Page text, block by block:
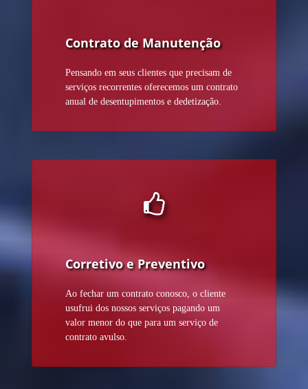
Contrato de Manutenção
Pensando em seus clientes que precisam de
serviços recorrentes oferecemos um contrato
anual de desentupimentos e dedetização.
Corretivo e Preventivo
Ao fechar um contrato conosco, o cliente
usufrui dos nossos serviços pagando um
valor menor do que para um serviço de
contrato avulso.